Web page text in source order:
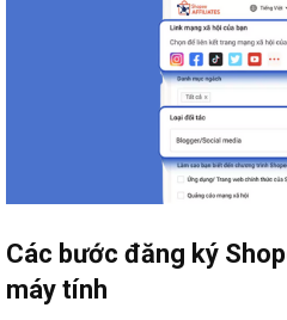
Các bước đăng ký
máy tính